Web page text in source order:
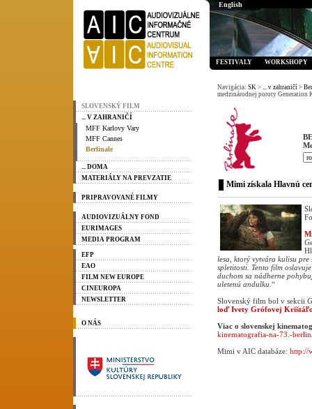
SLOVENSKÝ FILM
... V ZAHRANIČÍ
MFF Karlovy Vary
MFF Cannes
Berlinale
... DOMA
MATERIÁLY NA PREVZATIE
PRIPRAVOVANÉ FILMY
AUDIOVIZUÁLNY FOND
EURIMAGES
MEDIA PROGRAM
EFP
EAO
FILM NEW EUROPE
CINEUROPA
NEWSLETTER
O NÁS
English
FESTIVALY WORKSHOPY
Navigácia: SK > ... v zahraničí >
medzinárodnej poroty Generation
Mimi získala Hlavnú
lesa, ktorý vytvára kulisu
spletitosti. Tento film
duchom sa nádherne
uletenú andulku. “
Slovenský film bol v sekcii
loď Ivety Grófovej
Viac o slovenskej
kinematografia-na-73.-
Mimi v AIC databáze: http://